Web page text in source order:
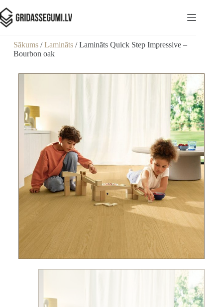
Sākums/Lamināts/ Lamināts Quick Step Impressive –
Bourbon oak